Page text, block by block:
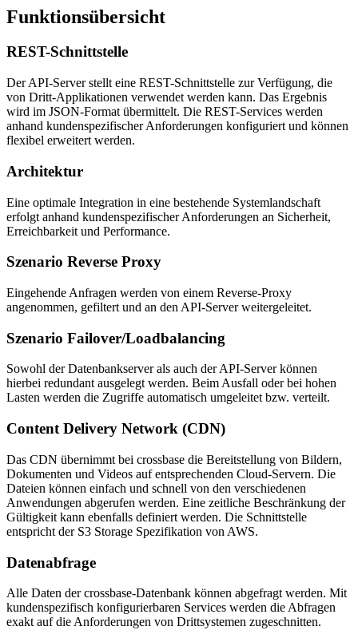
Funktionsübersicht
REST-Schnittstelle
Der API-Server stellt eine REST-Schnittstelle zur Verfügung, die
von Dritt-Applikationen verwendet werden kann. Das Ergebnis
wird im JSON-Format übermittelt. Die REST-Services werden
anhand kundenspezifischer Anforderungen konfiguriert und können
flexibel erweitert werden.
Architektur
Eine optimale Integration in eine bestehende Systemlandschaft
erfolgt anhand kundenspezifischer Anforderungen an Sicherheit,
Erreichbarkeit und Performance.
Szenario Reverse Proxy
Eingehende Anfragen werden von einem Reverse-Proxy
angenommen, gefiltert und an den API-Server weitergeleitet.
Szenario Failover/Loadbalancing
Sowohl der Datenbankserver als auch der API-Server können
hierbei redundant ausgelegt werden. Beim Ausfall oder bei hohen
Lasten werden die Zugriffe automatisch umgeleitet bzw. verteilt.
Content Delivery Network (CDN)
Das CDN übernimmt bei crossbase die Bereitstellung von Bildern,
Dokumenten und Videos auf entsprechenden Cloud-Servern. Die
Dateien können einfach und schnell von den verschiedenen
Anwendungen abgerufen werden. Eine zeitliche Beschränkung der
Gültigkeit kann ebenfalls definiert werden. Die Schnittstelle
entspricht der S3 Storage Spezifikation von AWS.
Datenabfrage
Alle Daten der crossbase-Datenbank können abgefragt werden. Mit
kundenspezifisch konfigurierbaren Services werden die Abfragen
exakt auf die Anforderungen von Drittsystemen zugeschnitten.